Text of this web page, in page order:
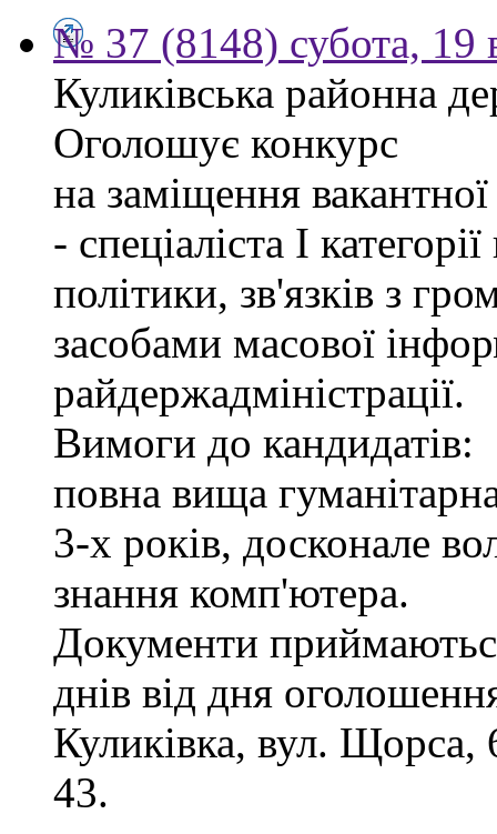
№ 37 (8148) субота, 19
Куликівська районна
Оголошує конкурс
на заміщення
- спеціаліста І
політики, зв'язків з
засобами масової
райдержадміністрації.
Вимоги до кандидатів:
повна вища
3-х років, досконале
знання комп'ютера.
Документи
днів від дня
Куликівка, вул.
43.